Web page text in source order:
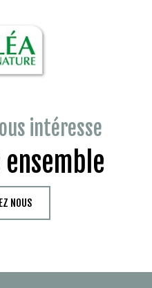
intéresse
NOUS